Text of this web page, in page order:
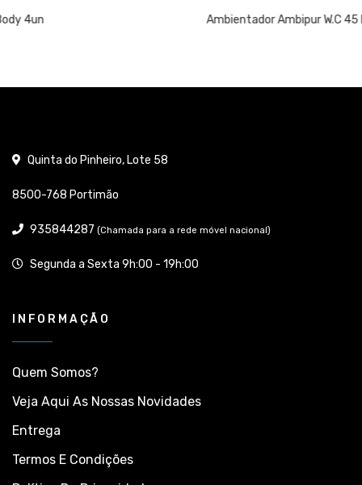
Ambientador Ambipur W.C 45 Dias Flores Elegantes 1un
Quinta do Pinheiro, Lote 58
8500-768 Portimão
935844287 (Chamada para a rede móvel nacional)
Segunda a Sexta 9h:00 - 19h:00
INFORMAÇÃO
Quem Somos?
Veja Aqui As Nossas Novidades
Entrega
Termos E Condições